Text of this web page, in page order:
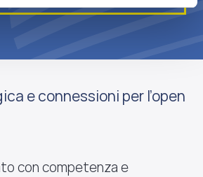
e connessioni per l’open
con competenza e